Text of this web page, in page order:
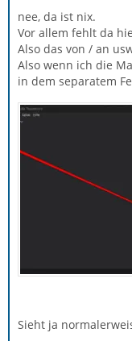
nee, da ist nix.
Vor allem fehlt da
Also das von / an
Also wenn ich die
in dem separatem
Sieht ja